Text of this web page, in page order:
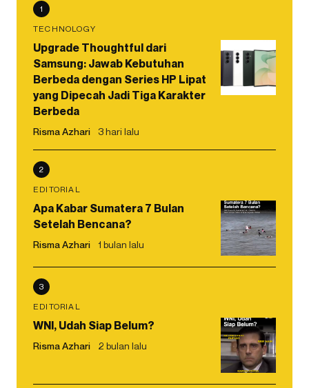
1
TECHNOLOGY
Upgrade Thoughtful dari
Samsung: Jawab Kebutuhan
Berbeda dengan Series HP Lipat
yang Dipecah Jadi Tiga Karakter
Berbeda
Risma Azhari 3 hari lalu
2
EDITORIAL
Apa Kabar Sumatera 7 Bulan
Setelah Bencana?
Risma Azhari 1 bulan lalu
3
EDITORIAL
WNI, Udah Siap Belum?
Risma Azhari 2 bulan lalu